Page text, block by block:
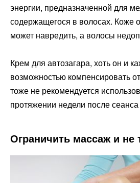
энергии, предназначенной для
содержащегося в волосах. Коже
может навредить, а волосы
Крем для автозагара, хоть он и
возможностью компенсировать
тоже не рекомендуется
протяжении недели после
Ограничить массаж и не